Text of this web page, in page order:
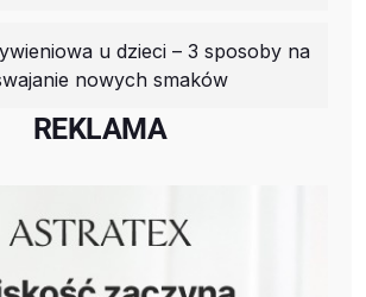
u dzieci – 3 sposoby na
nowych smaków
REKLAMA